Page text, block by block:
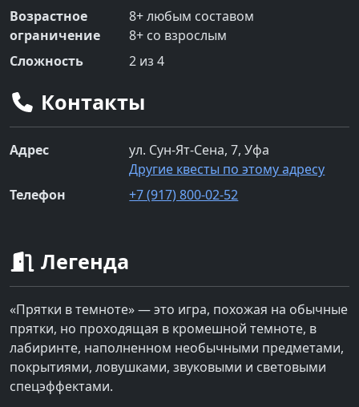
Возрастное
ограничение
8+любым составом
8+ со взрослым
Сложность
2 из 4
Контакты
Адрес
ул. Сун-Ят-Сена, 7, Уфа
Другие квесты по этому адресу
Телефон
+7 (917) 800-02-52
Легенда
«Прятки в темноте» — это игра, похожая на обычные
прятки, но проходящая в кромешной темноте, в
лабиринте, наполненном необычными предметами,
покрытиями, ловушками, звуковыми и световыми
спецэффектами.